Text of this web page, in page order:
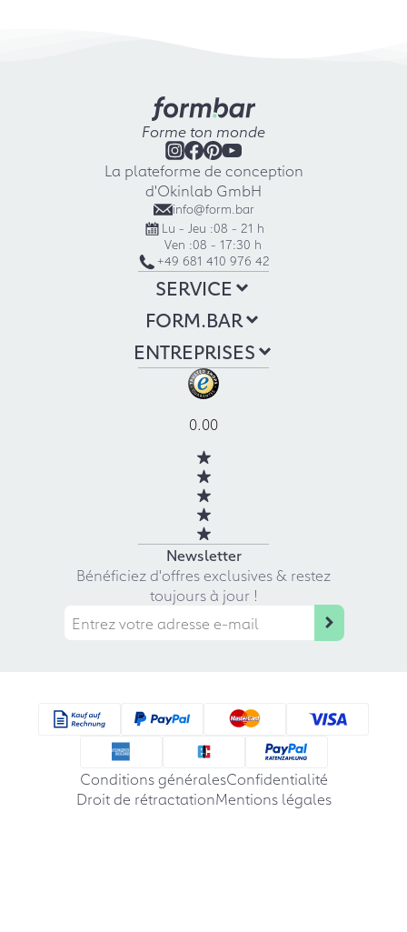
Forme ton monde
La plateforme de conception
d'Okinlab GmbH
info@form.bar
Lu - Jeu :08 - 21 h
Ven :08 - 17:30 h
+49 681 410 976 42
SERVICE
FORM.BAR
ENTREPRISES
0.00
Newsletter
Bénéficiez d'offres exclusives & restez
toujours à jour !
Conditions généralesConfidentialité
Droit de rétractationMentions légales